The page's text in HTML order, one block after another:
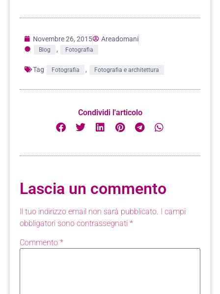
Novembre 26, 2015 Areadomani
Blog , Fotografia
Tag Fotografia , Fotografia e architettura
Condividi l'articolo
Lascia un commento
Il tuo indirizzo email non sarà pubblicato. I campi
obbligatori sono contrassegnati *
Commento *